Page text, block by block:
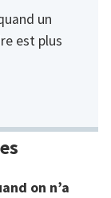
un
est plus
on n’a